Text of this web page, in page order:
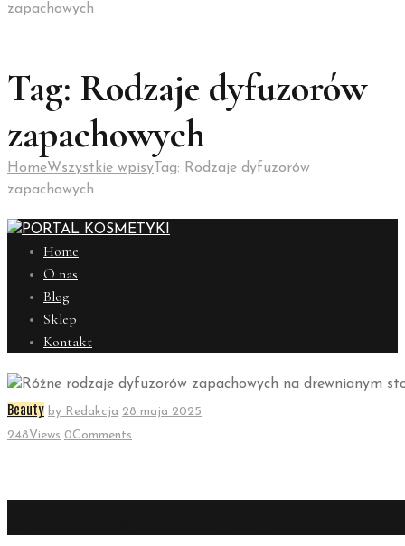
zapachowych
Tag: Rodzaje dyfuzorów
zapachowych
HomeWszystkie wpisyTag: Rodzaje dyfuzorów
zapachowych
Home
O nas
Blog
Sklep
Kontakt
Beauty by Redakcja 28 maja 2025
248Views 0Comments